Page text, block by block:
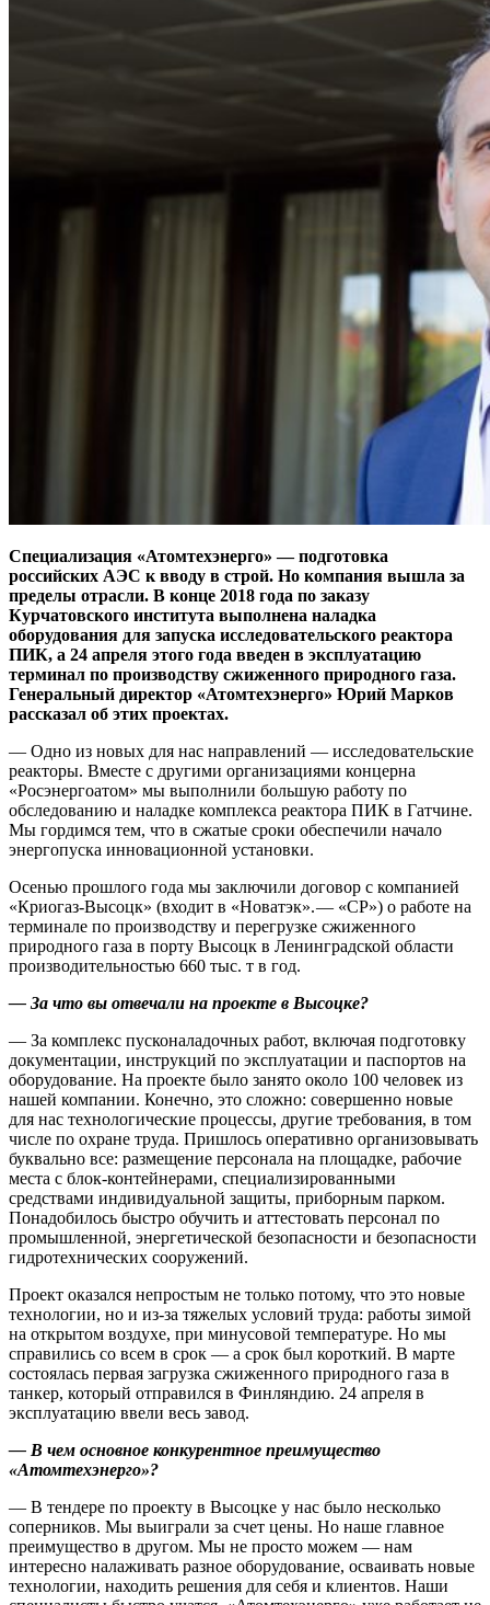
Специализация «Атомтехэнерго» — подготовка
российских АЭС к вводу в строй. Но компания вышла за
пределы отрасли. В конце 2018 года по заказу
Курчатовского института выполнена наладка
оборудования для запуска исследовательского реактора
ПИК, а 24 апреля этого года введен в эксплуатацию
терминал по производству сжиженного природного газа.
Генеральный директор «Атомтехэнерго» Юрий Марков
рассказал об этих проектах.
— Одно из новых для нас направлений — исследовательские
реакторы. Вместе с другими организациями концерна
«Росэнергоатом» мы выполнили большую работу по
обследованию и наладке комплекса реактора ПИК в Гатчине.
Мы гордимся тем, что в сжатые сроки обеспечили начало
энергопуска инновационной установки.
Осенью прошлого года мы заключили договор с компанией
«Криогаз-Высоцк» (входит в «Новатэк». — «СР») о работе на
терминале по производству и перегрузке сжиженного
природного газа в порту Высоцк в Ленинградской области
производительностью 660 тыс. т в год.
— За что вы отвечали на проекте в Высоцке?
— За комплекс пусконаладочных работ, включая подготовку
документации, инструкций по эксплуатации и паспортов на
оборудование. На проекте было занято около 100 человек из
нашей компании. Конечно, это сложно: совершенно новые
для нас технологические процессы, другие требования, в том
числе по охране труда. Пришлось оперативно организовывать
буквально все: размещение персонала на площадке, рабочие
места с блок-контейнерами, специализированными
средствами индивидуальной защиты, приборным парком.
Понадобилось быстро обучить и аттестовать персонал по
промышленной, энергетической безопасности и безопасности
гидротехнических сооружений.
Проект оказался непростым не только потому, что это новые
технологии, но и из-за тяжелых условий труда: работы зимой
на открытом воздухе, при минусовой температуре. Но мы
справились со всем в срок — а срок был короткий. В марте
состоялась первая загрузка сжиженного природного газа в
танкер, который отправился в Финляндию. 24 апреля в
эксплуатацию ввели весь завод.
— В чем основное конкурентное преимущество
«Атомтехэнерго»?
— В тендере по проекту в Высоцке у нас было несколько
соперников. Мы выиграли за счет цены. Но наше главное
преимущество в другом. Мы не просто можем — нам
интересно налаживать разное оборудование, осваивать новые
технологии, находить решения для себя и клиентов. Наши